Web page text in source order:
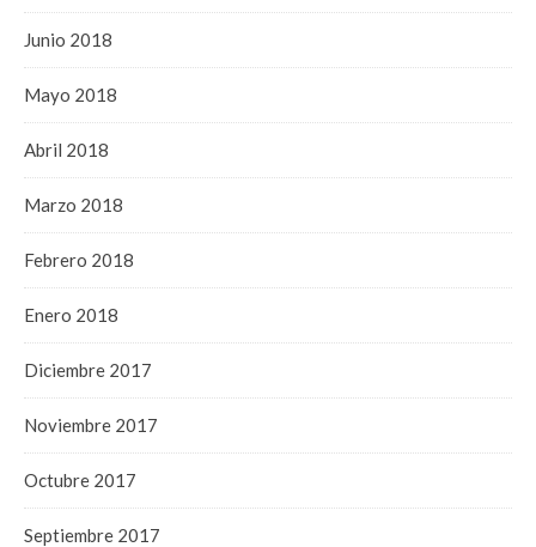
Junio 2018
Mayo 2018
Abril 2018
Marzo 2018
Febrero 2018
Enero 2018
Diciembre 2017
Noviembre 2017
Octubre 2017
Septiembre 2017